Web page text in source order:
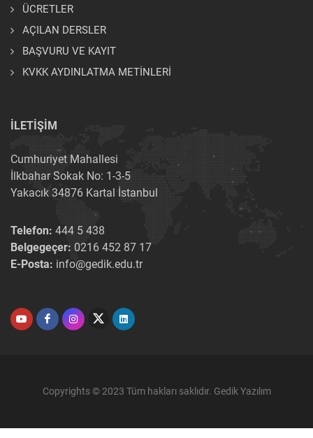
ÜCRETLER
AÇILAN DERSLER
BAŞVURU VE KAYIT
KVKK AYDINLATMA METİNLERİ
İLETİŞİM
Cumhuriyet Mahallesi
İlkbahar Sokak No: 1-3-5
Yakacık 34876 Kartal İstanbul
Telefon: 444 5 438
Belgegeçer: 0216 452 87 17
E-Posta: info@gedik.edu.tr
Copyrights © 2023 Tüm hakları saklıdır. Gedik Yazılım